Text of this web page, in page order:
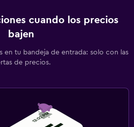
cuando los precios
bajen
en tu bandeja de entrada: solo con las
de precios.